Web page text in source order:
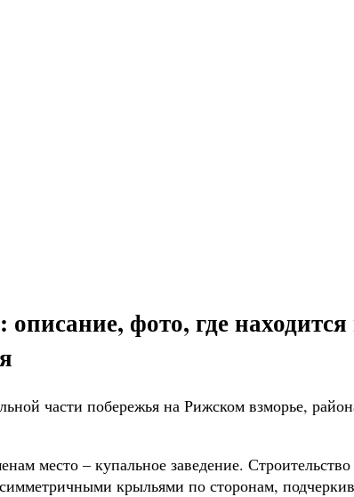
фото, где находится
части побережья на Рижском взморье,
место – купальное заведение.
крыльями по сторонам,